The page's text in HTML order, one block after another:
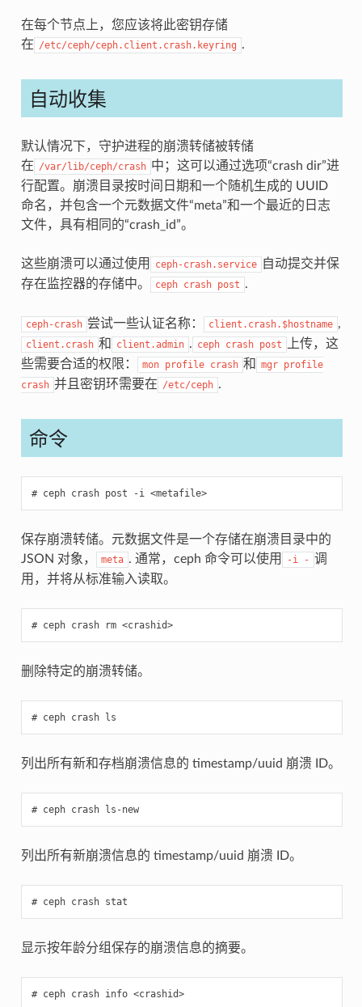
在每个节点上，您应该将此密钥存储
在 /etc/ceph/ceph.client.crash.keyring .
自动收集
默认情况下，守护进程的崩溃转储被转储
在 /var/lib/ceph/crash 中；这可以通过选项“crash dir”进
行配置。崩溃目录按时间日期和一个随机生成的 UUID
命名，并包含一个元数据文件“meta”和一个最近的日志
文件，具有相同的“crash_id”。
这些崩溃可以通过使用 ceph-crash.service
自动提交并保
存在监控器的存储中。
ceph crash post .
ceph-crash 尝试一些认证名称： client.crash.$hostname ,
client.crash 和 client.admin . ceph crash post
上传，这
些需要合适的权限：
mon profile crash 和 mgr profile
crash 并且密钥环需要在 /etc/ceph .
命令
ceph crash post -i <metafile>
保存崩溃转储。元数据文件是一个存储在崩溃目录中的
JSON 对象，
meta . 通常，ceph 命令可以使用 -i - 调
用，并将从标准输入读取。
ceph crash rm <crashid>
删除特定的崩溃转储。
ceph crash ls
列出所有新和存档崩溃信息的 timestamp/uuid 崩溃 ID。
ceph crash ls-new
列出所有新崩溃信息的 timestamp/uuid 崩溃 ID。
ceph crash stat
显示按年龄分组保存的崩溃信息的摘要。
ceph crash info <crashid>